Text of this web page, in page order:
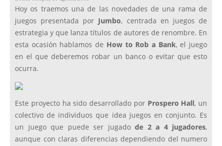
Hoy os traemos una de las novedades de una rama de
juegos presentada por Jumbo, centrada en juegos de
estrategia y que lanza títulos de autores de renombre. En
esta ocasión hablamos de How to Rob a Bank, el juego
en el que deberemos robar un banco o evitar que esto
ocurra.
Este proyecto ha sido desarrollado por Prospero Hall, un
colectivo de individuos que idea juegos en conjunto. Es
un juego que puede ser jugado de 2 a 4 jugadores,
aunque con claras diferencias dependiendo del numero